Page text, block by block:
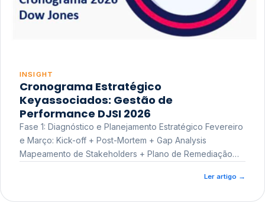
INSIGHT
Cronograma Estratégico
Keyassociados: Gestão de
Performance DJSI 2026
Fase 1: Diagnóstico e Planejamento Estratégico Fevereiro
e Março: Kick-off + Post-Mortem + Gap Analysis
Mapeamento de Stakeholders + Plano de Remediação
Ler artigo →